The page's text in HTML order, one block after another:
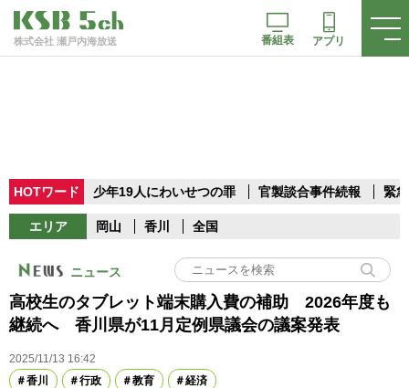
株式会社 瀬戸内海放送 番組表 アプリ
HOTワード 少年19人にわいせつの罪 官製談合事件続報 緊
エリア 岡山 香川 全国
ニュース
高校生のタブレット端末購入費の補助 2026年度も
継続へ 香川県が11月定例県議会の議案発表
2025/11/13 16:42
香川
行政 教育 経済